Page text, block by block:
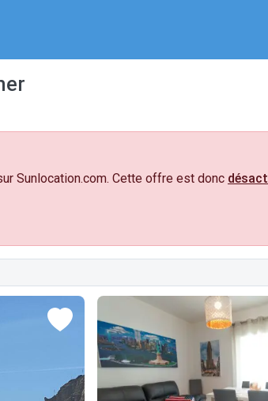
Sunlocation.com. Cette offre est donc